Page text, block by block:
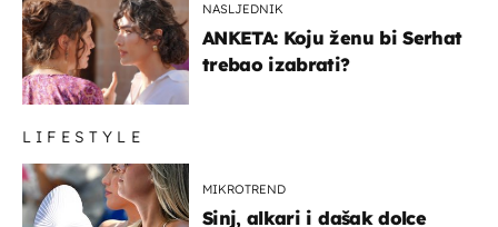
NASLJEDNIK
ANKETA: Koju ženu bi Serhat
trebao izabrati?
LIFESTYLE
MIKROTREND
Sinj, alkari i dašak dolce